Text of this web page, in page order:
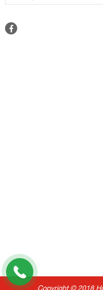
Copyright © 2018